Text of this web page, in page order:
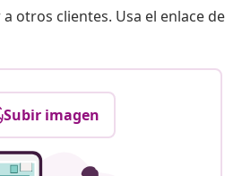
otros clientes. Usa el enlace de
Subir imagen